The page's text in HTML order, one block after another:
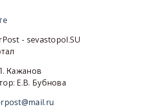
- sevastopol.SU
Кажанов
Е.В. Бубнова